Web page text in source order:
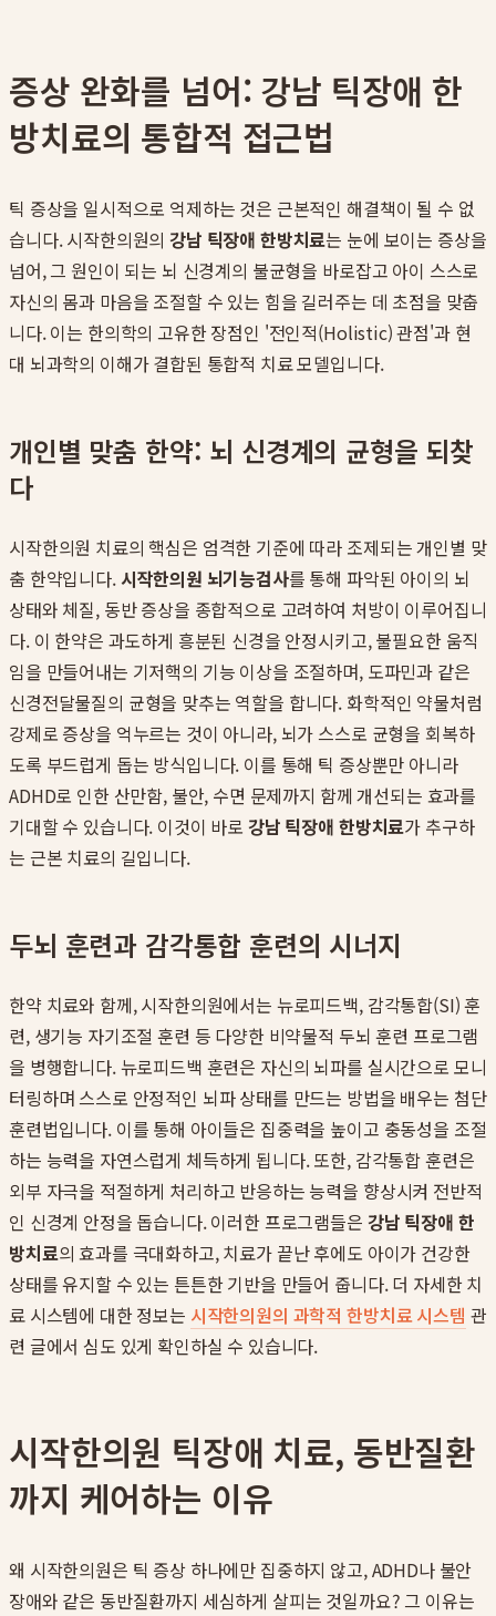
증상 완화를 넘어: 강남 틱장애 한
방치료의 통합적 접근법
틱 증상을 일시적으로 억제하는 것은 근본적인 해결책이 될 수 없
습니다. 시작한의원의 강남 틱장애 한방치료는 눈에 보이는 증상을
넘어, 그 원인이 되는 뇌 신경계의 불균형을 바로잡고 아이 스스로
자신의 몸과 마음을 조절할 수 있는 힘을 길러주는 데 초점을 맞춥
니다. 이는 한의학의 고유한 장점인 '전인적(Holistic) 관점'과 현
대 뇌과학의 이해가 결합된 통합적 치료 모델입니다.
개인별 맞춤 한약: 뇌 신경계의 균형을 되찾
다
시작한의원 치료의 핵심은 엄격한 기준에 따라 조제되는 개인별 맞
춤 한약입니다.시작한의원 뇌기능검사를 통해 파악된 아이의 뇌
상태와 체질, 동반 증상을 종합적으로 고려하여 처방이 이루어집니
다. 이 한약은 과도하게 흥분된 신경을 안정시키고, 불필요한 움직
임을 만들어내는 기저핵의 기능 이상을 조절하며, 도파민과 같은
신경전달물질의 균형을 맞추는 역할을 합니다. 화학적인 약물처럼
강제로 증상을 억누르는 것이 아니라, 뇌가 스스로 균형을 회복하
도록 부드럽게 돕는 방식입니다. 이를 통해 틱 증상뿐만 아니라
ADHD로 인한 산만함, 불안, 수면 문제까지 함께 개선되는 효과를
기대할 수 있습니다. 이것이 바로 강남 틱장애 한방치료가 추구하
는 근본 치료의 길입니다.
두뇌 훈련과 감각통합 훈련의 시너지
한약 치료와 함께, 시작한의원에서는 뉴로피드백, 감각통합(SI) 훈
련, 생기능 자기조절 훈련 등 다양한 비약물적 두뇌 훈련 프로그램
을 병행합니다. 뉴로피드백 훈련은 자신의 뇌파를 실시간으로 모니
터링하며 스스로 안정적인 뇌파 상태를 만드는 방법을 배우는 첨단
훈련법입니다. 이를 통해 아이들은 집중력을 높이고 충동성을 조절
하는 능력을 자연스럽게 체득하게 됩니다. 또한, 감각통합 훈련은
외부 자극을 적절하게 처리하고 반응하는 능력을 향상시켜 전반적
인 신경계 안정을 돕습니다. 이러한 프로그램들은 강남 틱장애 한
방치료의 효과를 극대화하고, 치료가 끝난 후에도 아이가 건강한
상태를 유지할 수 있는 튼튼한 기반을 만들어 줍니다. 더 자세한 치
료 시스템에 대한 정보는 시작한의원의 과학적 한방치료 시스템 관
련 글에서 심도 있게 확인하실 수 있습니다.
시작한의원 틱장애 치료, 동반질환
까지 케어하는 이유
왜 시작한의원은 틱 증상 하나에만 집중하지 않고, ADHD나 불안
장애와 같은 동반질환까지 세심하게 살피는 것일까요? 그 이유는